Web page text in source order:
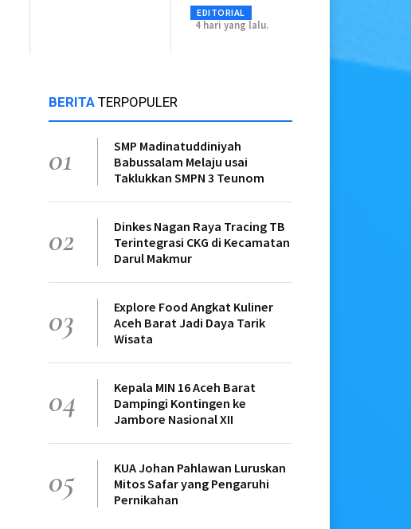
EDITORIAL
4 hari yang lalu.
BERITATERPOPULER
01
SMP Madinatuddiniyah
Babussalam Melaju usai
Taklukkan SMPN 3 Teunom
02
Dinkes Nagan Raya Tracing TB
Terintegrasi CKG di Kecamatan
Darul Makmur
03
Explore Food Angkat Kuliner
Aceh Barat Jadi Daya Tarik
Wisata
04
Kepala MIN 16 Aceh Barat
Dampingi Kontingen ke
Jambore Nasional XII
05
KUA Johan Pahlawan Luruskan
Mitos Safar yang Pengaruhi
Pernikahan